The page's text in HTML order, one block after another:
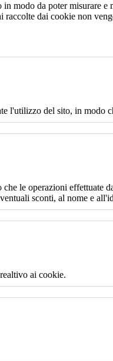
modo da poter misurare
dai cookie non
l'utilizzo del sito, in modo
le operazioni effettuate
sconti, al nome e
ai cookie.